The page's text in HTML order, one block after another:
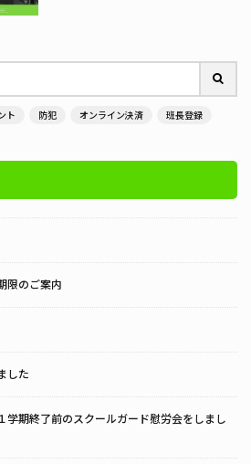
ト 防犯 オンライン決済 班長登録
限のご案内
した
学期終了前のスクールガード慰労会をしまし